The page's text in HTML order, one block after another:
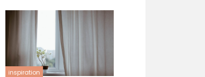
inspiration